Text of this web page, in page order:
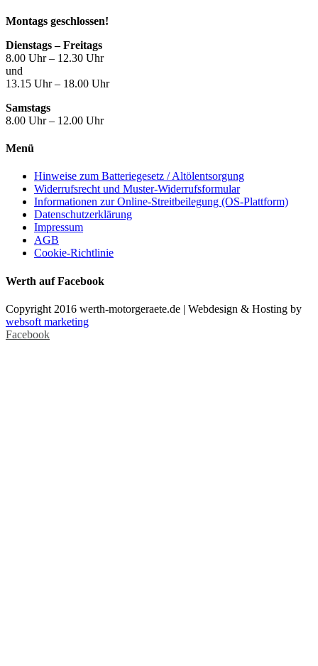
Montags geschlossen!
Dienstags – Freitags
8.00 Uhr – 12.30 Uhr
und
13.15 Uhr – 18.00 Uhr
Samstags
8.00 Uhr – 12.00 Uhr
Menü
Hinweise zum Batteriegesetz / Altölentsorgung
Widerrufsrecht und Muster-Widerrufsformular
Informationen zur Online-Streitbeilegung (OS-Plattform)
Datenschutzerklärung
Impressum
AGB
Cookie-Richtlinie
Werth auf Facebook
Copyright 2016 werth-motorgeraete.de | Webdesign & Hosting by
websoft marketing
Facebook